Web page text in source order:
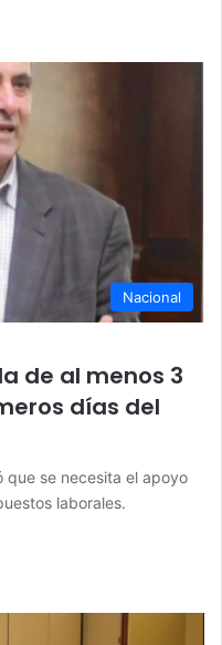
Nacional
de al menos 3
días del
que se necesita el apoyo
laborales.